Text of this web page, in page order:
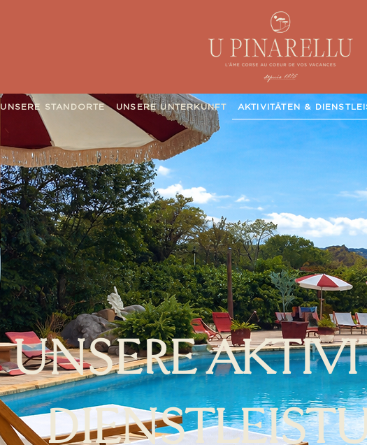
UNSERE STANDORTE UNSERE UNTERKUNFT AKTIVITÄTEN &
UNSERE